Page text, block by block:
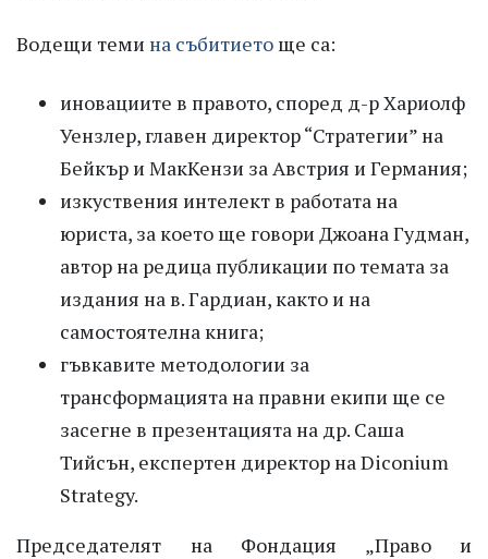
Водещи теми на събитието ще са:
иновациите в правото, според д-р Хариолф
Уензлер, главен директор “Стратегии” на
Бейкър и МакКензи за Австрия и Германия;
изкуствения интелект в работата на
юриста, за което ще говори Джоана Гудман,
автор на редица публикации по темата за
издания на в. Гардиан, както и на
самостоятелна книга;
гъвкавите методологии за
трансформацията на правни екипи ще се
засегне в презентацията на др. Саша
Тийсън, експертен директор на Diconium
Strategy.
Председателят на Фондация „Право и